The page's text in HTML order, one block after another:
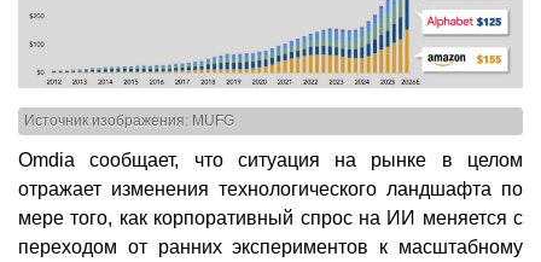
Источник изображения: MUFG
Omdia сообщает, что ситуация на рынке в целом
отражает изменения технологического ландшафта по
мере того, как корпоративный спрос на ИИ меняется с
переходом от ранних экспериментов к масштабному